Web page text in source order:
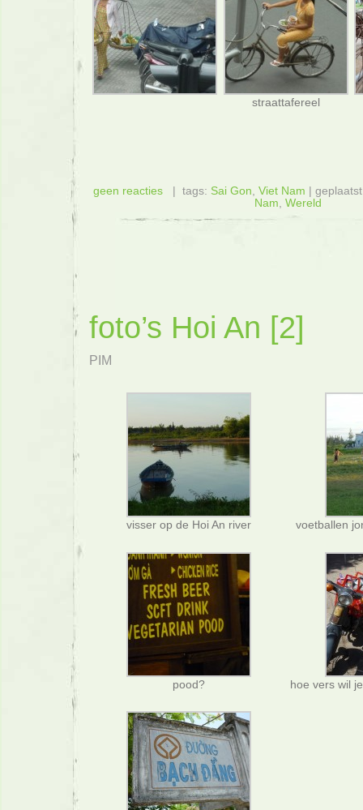
straattafereel
geen reacties| tags: Sai Gon Viet Nam |
Nam Wereld
foto’s Hoi An [2]
PIM
visser op de Hoi An river voetballen
pood? hoe vers wil